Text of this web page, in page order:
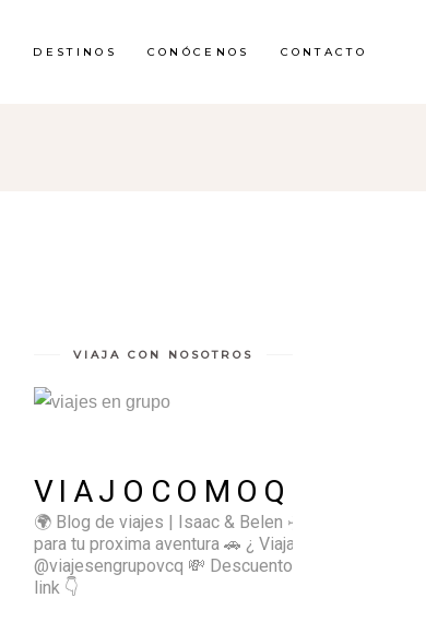
DESTINOS CONÓCENOS CONTACTO
VIAJA CON NOSOTROS
VIAJOCOMOQUIERO
🌍 Blog de viajes | Isaac & Belen ✈️ Inspírate
para tu proxima aventura 🚗 ¿ Viajas sol@? 👉🏻
@viajesengrupovcq 💸 Descuentos y tips en el
link 👇